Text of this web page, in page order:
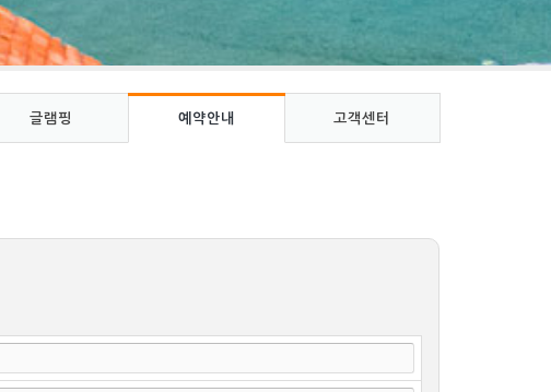
글램핑 예약안내 고객센터